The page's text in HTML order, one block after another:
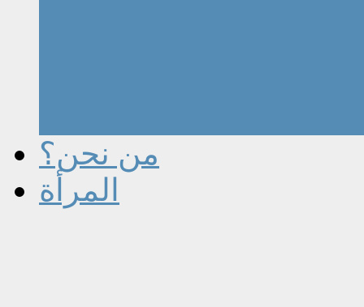
من نحن؟
المرأة